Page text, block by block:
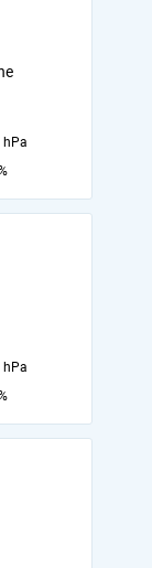
hPa
hPa